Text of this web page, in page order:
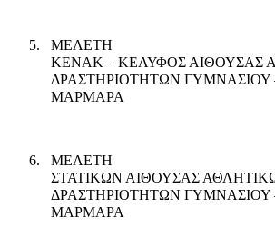
5.
ΜΕΛΕΤΗ
ΚΕΝΑΚ – ΚΕΛΥΦΟΣ ΑΙΘΟΥΣΑΣ
ΔΡΑΣΤΗΡΙΟΤΗΤΩΝ ΓΥΜΝΑΣΙΟΥ
ΜΑΡΜΑΡΑ
6.
ΜΕΛΕΤΗ
ΣΤΑΤΙΚΩΝ ΑΙΘΟΥΣΑΣ
ΔΡΑΣΤΗΡΙΟΤΗΤΩΝ ΓΥΜΝΑΣΙΟΥ
ΜΑΡΜΑΡΑ